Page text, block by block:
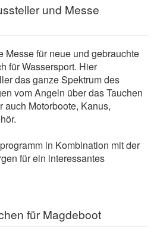
und Messe
Messe für neue und gebrauchte
für Wassersport. Hier
das ganze Spektrum des
vom Angeln über das Tauchen
auch Motorboote, Kanus,
in Kombination mit der
für ein interessantes
für Magdeboot